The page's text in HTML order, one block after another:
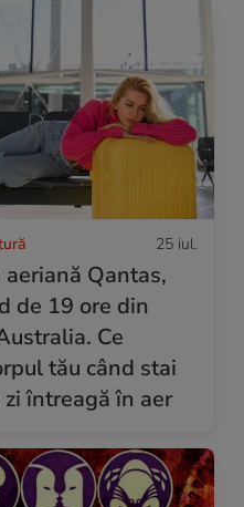
25 iul.
aeriană Qantas,
de 19 ore din
Ce
tău când stai
întreagă în aer